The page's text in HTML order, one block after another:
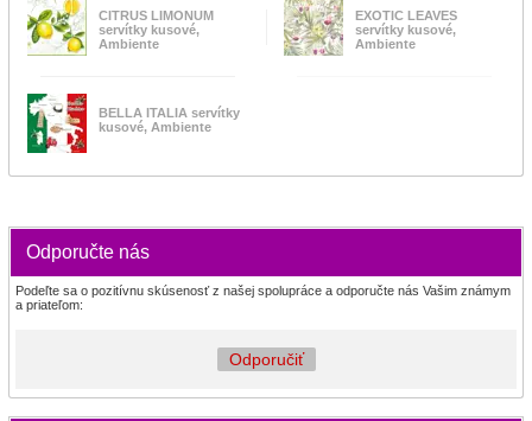
CITRUS LIMONUM
servítky kusové,
Ambiente
EXOTIC LEAVES
servítky kusové,
Ambiente
BELLA ITALIA servítky
kusové, Ambiente
Odporučte nás
Podeľte sa o pozitívnu skúsenosť z našej spolupráce a odporučte nás Vašim známym
a priateľom:
Odporučiť